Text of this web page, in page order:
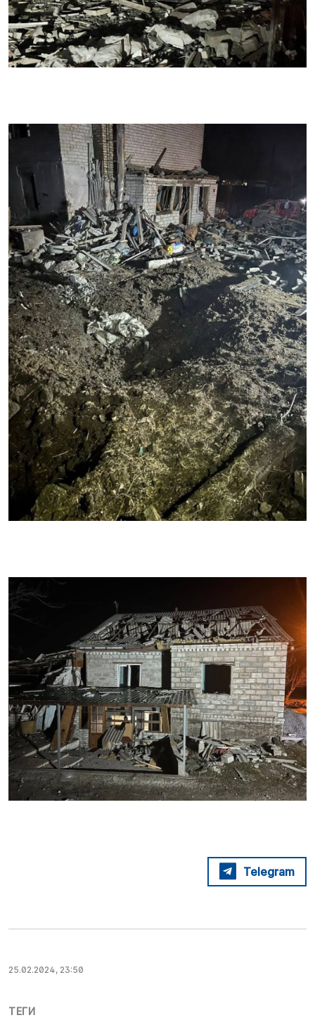
Telegram
25.02.2024, 23:50
ТЕГИ